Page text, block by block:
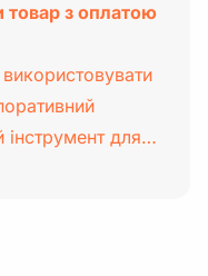
з оплатою
інструмент для…